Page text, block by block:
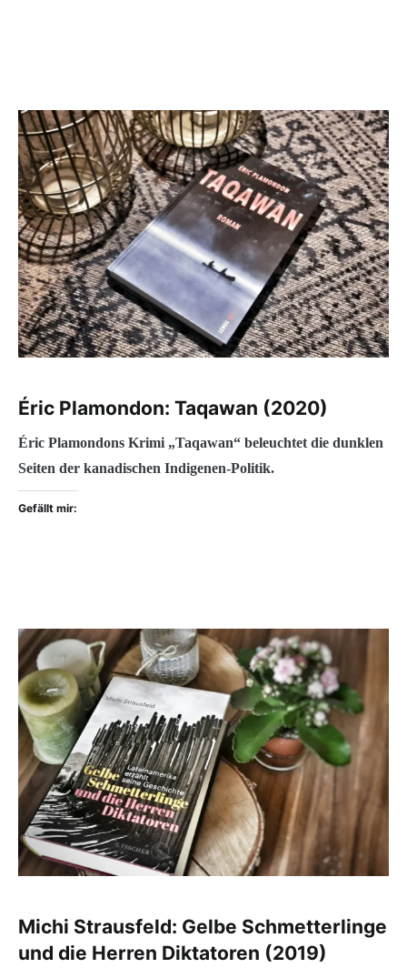
Éric Plamondon: Taqawan (2020)
Éric Plamondons Krimi „Taqawan“ beleuchtet die dunklen
Seiten der kanadischen Indigenen-Politik.
Gefällt mir:
Michi Strausfeld: Gelbe Schmetterlinge
und die Herren Diktatoren (2019)